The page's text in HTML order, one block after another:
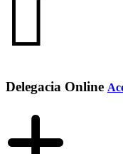
Delegacia Online